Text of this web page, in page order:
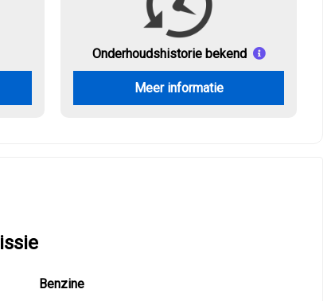
Onderhoudshistorie bekend
Meer informatie
Benzine